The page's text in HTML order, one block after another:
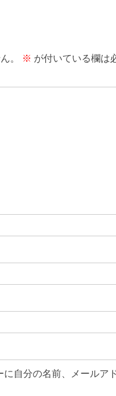
。 ※ が付いている欄は
自分の名前、メールア